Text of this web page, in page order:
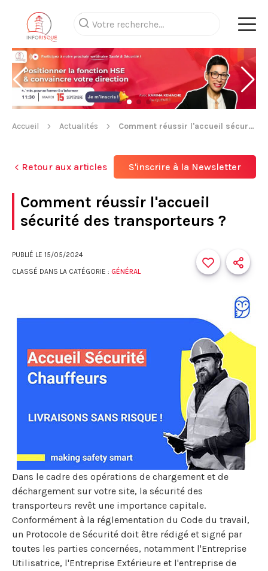
Accueil Actualités Comment réussir l'accueil sécurité des transporteurs ?
Retour aux articles S'inscrire à la Newsletter
Comment réussir l'accueil
sécurité des transporteurs ?
PUBLIÉ LE 15/05/2024
CLASSÉ DANS LA CATÉGORIE : GÉNÉRAL
Dans le cadre des opérations de chargement et de
déchargement sur votre site, la sécurité des
transporteurs revêt une importance capitale.
Conformément à la réglementation du Code du travail,
un Protocole de Sécurité doit être rédigé et signé par
toutes les parties concernées, notamment l'Entreprise
Utilisatrice, l'Entreprise Extérieure et l'entreprise de